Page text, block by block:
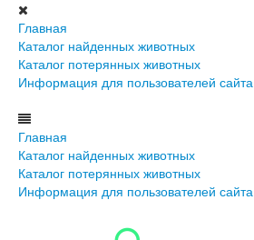
Главная
Каталог найденных животных
Каталог потерянных животных
Информация для пользователей сайта
Главная
Каталог найденных животных
Каталог потерянных животных
Информация для пользователей сайта